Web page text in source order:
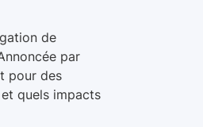
de
par
pour des
quels impacts